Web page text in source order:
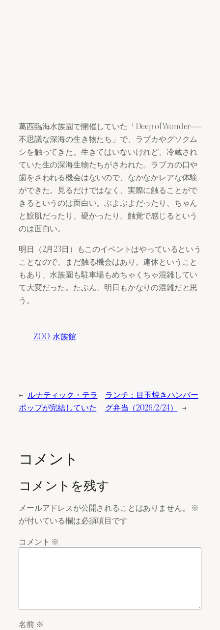
葛西臨海水族園で開催していた「Deep of Wonder──
不思議な深海の生き物たち」で、ラブカやグソクム
シを触ってきた。生きてはいないけれど、冷蔵され
ていた生の深海生物たちがさわれた。ラブカの口や
歯をさわれる機会はないので、なかなかレアな体験
ができた。見るだけではなく、実際に触ることがで
きるというのは面白い。ぶよぶよだったり、ちゃん
と鮫肌だったり、硬かったり。触覚で感じるという
のは面白い。
明日（2月23日）もこのイベントはやっているという
ことなので、まだ触る機会はあり。連休ということ
もあり、水族園も駐車場もめちゃくちゃ混雑してい
て大変だった。たぶん、明日もかなりの混雑だと思
う。
ZOO 水族館
← ルナティック・テラ
ポップが完結していた
ランチ：目玉焼きハンバー
グ弁当（2026/2/24）
→
コメント
コメントを残す
メールアドレスが公開されることはありません。
※
が付いている欄は必須項目です
コメント ※
名前 ※